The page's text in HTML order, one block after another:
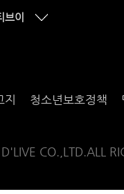
브이
지 청소년보호정책
CO.,LTD.ALL